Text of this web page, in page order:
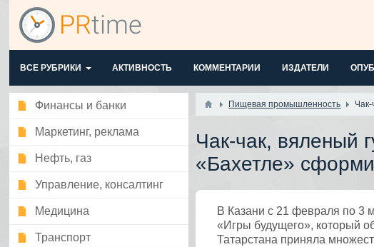
ВСЕ РУБРИКИ АКТИВНОСТЬ КОММЕНТАРИИ ИЗДАТЕЛИ
Финансы и банки
Маркетинг, реклама
Нефть, газ
Управление, консалтинг
Медицина
Транспорт
Пищевая промышленность
Чак-чак, вяленый
«Бахетле»
В Казани с 21 февраля по 3
«Игры будущего», который
Татарстана приняла